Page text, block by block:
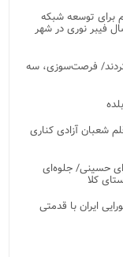
برای توسعه شبکه
و فیبر نوری در آمل/ برقراری ۱۴۷۰ اتصال فیبر نوری در شهر
فرصت‌سوزی، سه
شعبان آزادی کناری
حسینی/ جلوه‌ای
کلا
ایران با قدمتی